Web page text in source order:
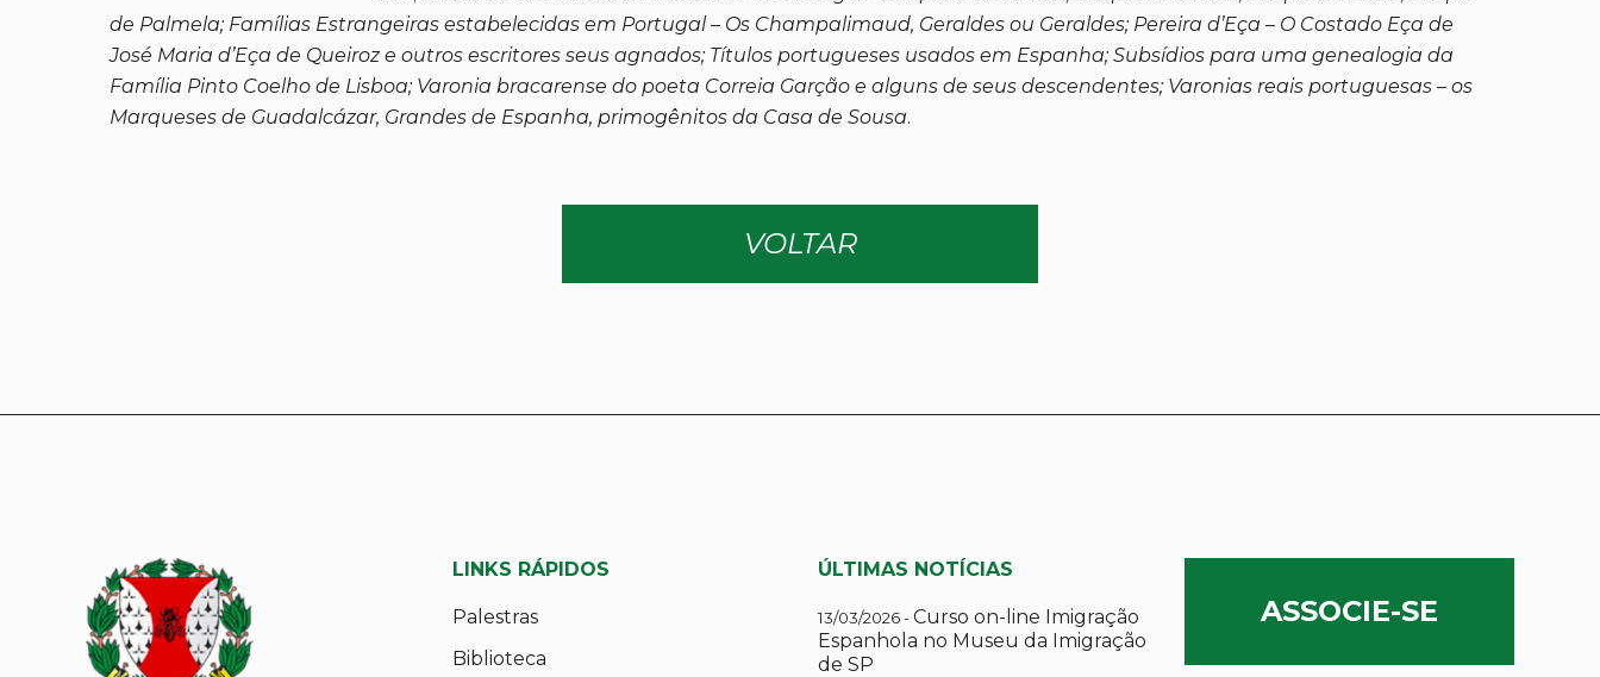
de Palmela; Famílias Estrangeiras estabelecidas em Portugal – Os Champalimaud, Geraldes ou Geraldes; Pereira d’Eça – O Costado Eça de
José Maria d’Eça de Queiroz e outros escritores seus agnados; Títulos portugueses usados em Espanha; Subsídios para uma genealogia da
Família Pinto Coelho de Lisboa; Varonia bracarense do poeta Correia Garção e alguns de seus descendentes; Varonias reais portuguesas – os
Marqueses de Guadalcázar, Grandes de Espanha, primogênitos da Casa de Sousa.
VOLTAR
LINKS RÁPIDOS
Palestras
Biblioteca
ÚLTIMAS NOTÍCIAS
13/03/2026 -Curso on-line Imigração
Espanhola no Museu da Imigração
de SP
ASSOCIE-SE